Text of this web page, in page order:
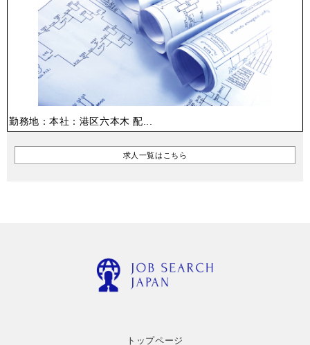
勤務地：本社：港区六本木 配...
求人一覧はこちら
トップページ